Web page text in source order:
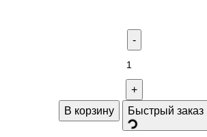
В корзину Быстрый заказ